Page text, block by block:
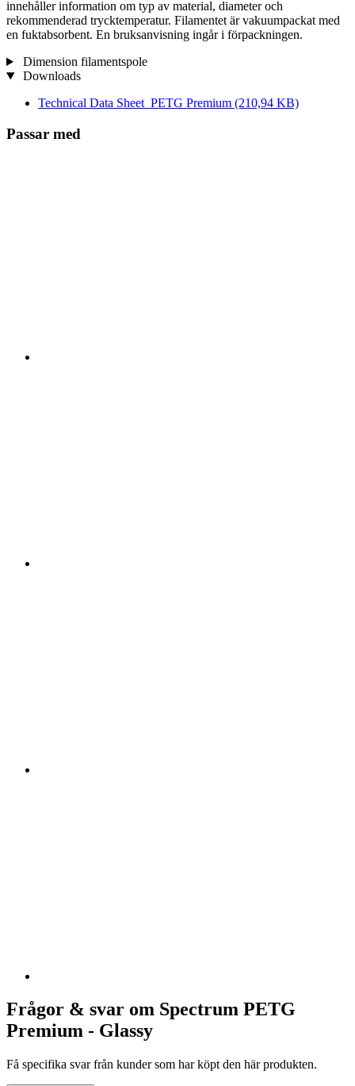
innehåller information om typ av material, diameter och
rekommenderad trycktemperatur. Filamentet är vakuumpackat med
en fuktabsorbent. En bruksanvisning ingår i förpackningen.
Dimension filamentspole
Downloads
Technical Data Sheet_PETG Premium (210,94 KB)
Passar med
Frågor & svar om Spectrum PETG
Premium - Glassy
Få specifika svar från kunder som har köpt den här produkten.